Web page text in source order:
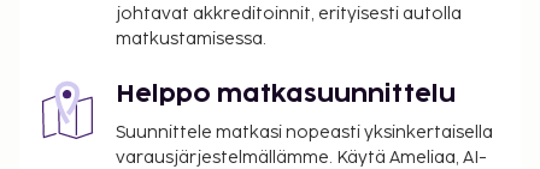
johtavat akkreditoinnit, erityisesti autolla
matkustamisessa.
Helppo matkasuunnittelu
Suunnittele matkasi nopeasti yksinkertaisella
varausjärjestelmällämme. Käytä Ameliaa, AI-